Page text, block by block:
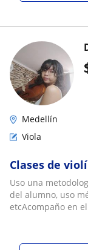
Medellín
Viola
Clases de
Uso una
del alumno, uso
etcAcompaño en